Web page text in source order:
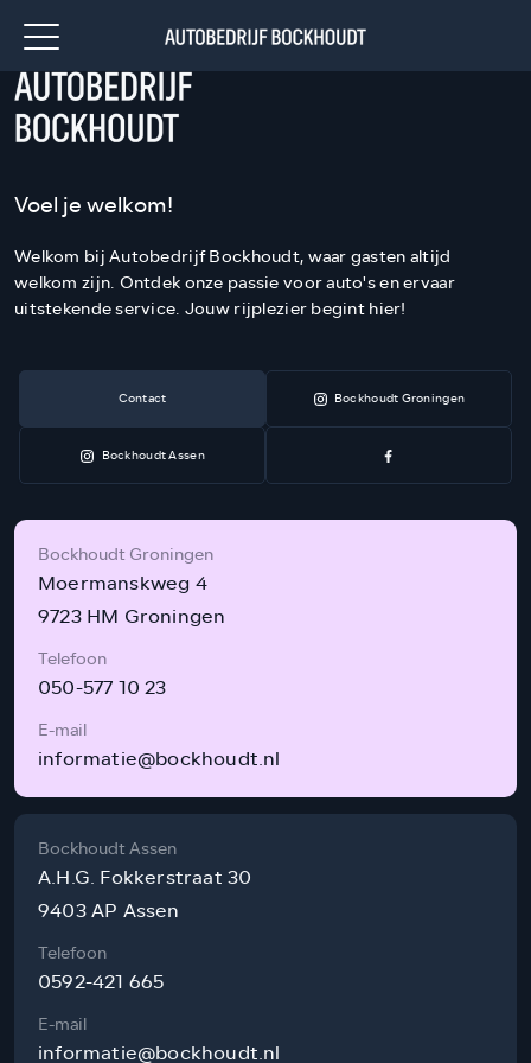
Voel je welkom!
Welkom bij Autobedrijf Bockhoudt, waar gasten altijd
welkom zijn. Ontdek onze passie voor auto's en ervaar
uitstekende service. Jouw rijplezier begint hier!
Contact Bockhoudt Groningen
Bockhoudt Assen
Bockhoudt Groningen
Moermanskweg 4
9723 HM Groningen
Telefoon
050-577 10 23
E-mail
informatie@bockhoudt.nl
Bockhoudt Assen
A.H.G. Fokkerstraat 30
9403 AP Assen
Telefoon
0592-421 665
E-mail
informatie@bockhoudt.nl